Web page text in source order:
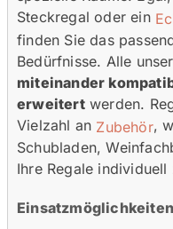
Steckregal oder ein
finden Sie das
Bedürfnisse. Alle
miteinander
erweitertwerden.
Vielzahl an Zubehör,
Schubladen,
Ihre Regale individuell